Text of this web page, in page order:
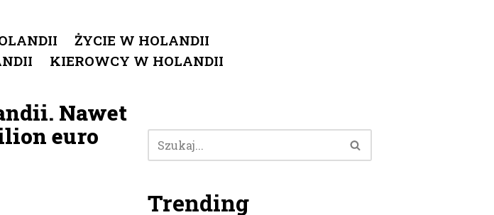
ŻYCIE W HOLANDII
KIEROWCY W HOLANDII
Nawet
euro
Trending